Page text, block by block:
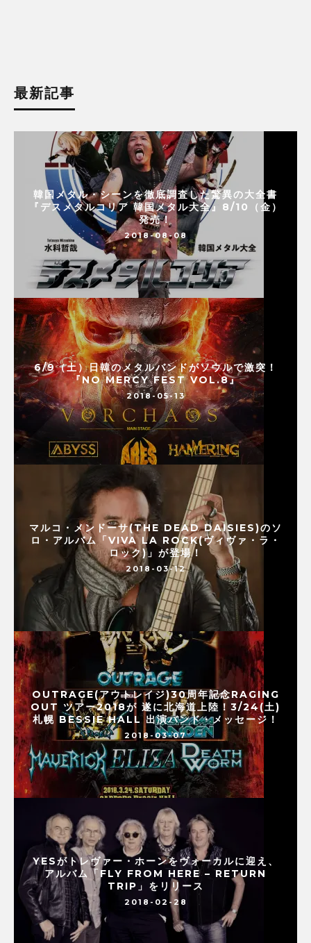
最新記事
韓国メタル・シーンを徹底調査した驚異の大全書
『デスメタルコリア 韓国メタル大全』8/10（金）
発売！
2018-08-08
6/9（土）日韓のメタルバンドがソウルで激突！
『NO MERCY FEST VOL.8』
2018-05-13
マルコ・メンドーサ(THE DEAD DAISIES)のソ
ロ・アルバム「VIVA LA ROCK(ヴィヴァ・ラ・
ロック)」が登場！
2018-03-12
OUTRAGE(アウトレイジ)30周年記念RAGING
OUT ツアー2018が 遂に北海道上陸！3/24(土)
札幌 BESSIE HALL 出演バンド・メッセージ！
2018-03-07
YESがトレヴァー・ホーンをヴォーカルに迎え、
アルバム「FLY FROM HERE – RETURN
TRIP」をリリース
2018-02-28